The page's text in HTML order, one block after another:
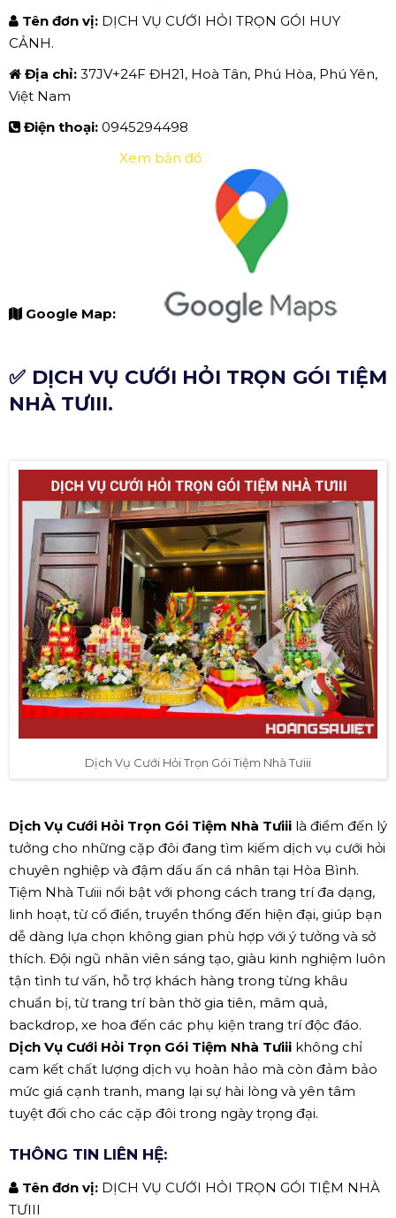
Tên đơn vị: DỊCH VỤ CƯỚI HỎI TRỌN GÓI HUY
CẢNH.
Địa chỉ: 37JV+24F ĐH21, Hoà Tân, Phú Hòa, Phú Yên,
Việt Nam
Điện thoại: 0945294498
Google Map:
Xem bản đồ
✅ DỊCH VỤ CƯỚI HỎI TRỌN GÓI TIỆM
NHÀ TƯIII.
Dịch Vụ Cưới Hỏi Trọn Gói Tiệm Nhà Tưiii
Dịch Vụ Cưới Hỏi Trọn Gói Tiệm Nhà Tưiii là điểm đến lý
tưởng cho những cặp đôi đang tìm kiếm dịch vụ cưới hỏi
chuyên nghiệp và đậm dấu ấn cá nhân tại Hòa Bình.
Tiệm Nhà Tưiii nổi bật với phong cách trang trí đa dạng,
linh hoạt, từ cổ điển, truyền thống đến hiện đại, giúp bạn
dễ dàng lựa chọn không gian phù hợp với ý tưởng và sở
thích. Đội ngũ nhân viên sáng tạo, giàu kinh nghiệm luôn
tận tình tư vấn, hỗ trợ khách hàng trong từng khâu
chuẩn bị, từ trang trí bàn thờ gia tiên, mâm quả,
backdrop, xe hoa đến các phụ kiện trang trí độc đáo.
Dịch Vụ Cưới Hỏi Trọn Gói Tiệm Nhà Tưiii không chỉ
cam kết chất lượng dịch vụ hoàn hảo mà còn đảm bảo
mức giá cạnh tranh, mang lại sự hài lòng và yên tâm
tuyệt đối cho các cặp đôi trong ngày trọng đại.
THÔNG TIN LIÊN HỆ:
Tên đơn vị: DỊCH VỤ CƯỚI HỎI TRỌN GÓI TIỆM NHÀ
TƯIII